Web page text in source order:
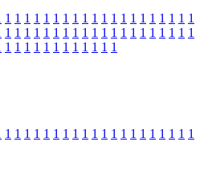
1 1 1 1 1 1 1 1 1 1 1 1 1 1 1 1 1 1 1 1
1 1 1 1 1 1 1 1 1 1 1 1 1 1 1 1 1 1 1 1
1 1 1 1 1 1 1 1 1 1 1 1
1 1 1 1 1 1 1 1 1 1 1 1 1 1 1 1 1 1 1 1